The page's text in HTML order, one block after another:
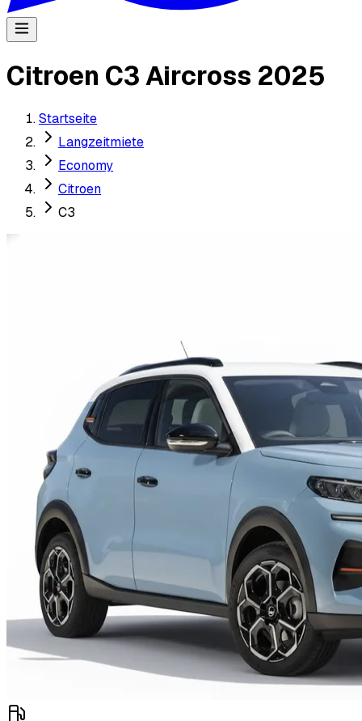
Citroen C3 Aircross 2025
Startseite
Langzeitmiete
Economy
Citroen
C3